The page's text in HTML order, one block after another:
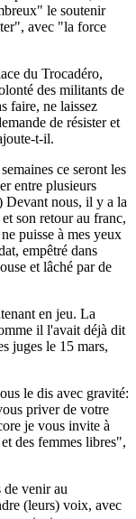
le soutenir
avec "la force
du Trocadéro,
des militants de
faire, ne laissez
de résister et
t-il.
ce seront les
entre plusieurs
Devant nous, il y a la
son retour au franc,
puisse à mes yeux
empêtré dans
et lâché par de
en jeu. La
il l'avait déjà dit
juges le 15 mars,
le dis avec gravité:
priver de votre
je vous invite à
des femmes libres",
de venir au
(leurs) voix, avec